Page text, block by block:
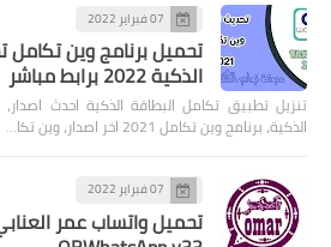
07 فبراير 2022
تحميل برنامج وين تكامل
الذكية 2022 برابط مباشر
تنزيل تطبيق تكامل البطاقة الذكية احدث
الذكية، برنامج وين تكامل 2021 اخر اصدار، وين تكا…
07 فبراير 2022